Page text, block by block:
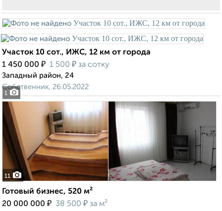
1
Участок 10 сот., ИЖС, 12 км от города
1 450 000 ₽ 1 500 ₽ за сотку
Западный район, 24
Собственник, 26.05.2022
11
Готовый бизнес, 520 м²
20 000 000 ₽ 38 500 ₽ за м²